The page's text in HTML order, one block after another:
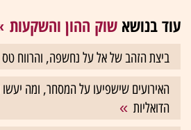
עוד בנושא שוק ההון והשקעות
ביצת הזהב של אל על נחשפה, והרווח טס
האירועים שישפיעו על המסחר, ומה יעשו
הדואליות